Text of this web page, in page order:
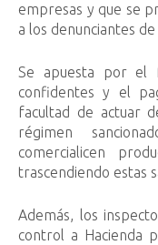
empresas y que se
a los denunciantes
Se apuesta por el
confidentes y el
facultad de actuar
régimen
comercialicen
trascendiendo estas
Además, los
control a Hacienda